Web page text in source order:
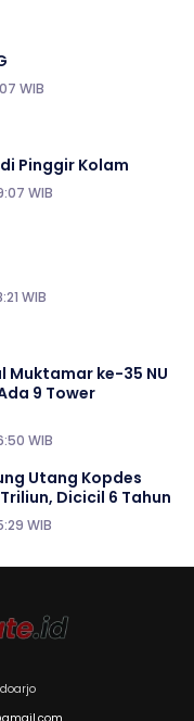
WIB
Pinggir Kolam
WIB
WIB
Muktamar ke-35 NU
9 Tower
WIB
Utang Kopdes
Dicicil 6 Tahun
WIB